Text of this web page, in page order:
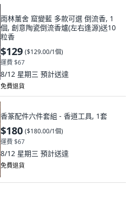
雨林薰舍 窟變藍 多款可選 倒流香, 1
個, 創意陶瓷倒流香爐(左右逢源)送10
粒香
$129 ($129.00/1個)
運費 $67
8/12 星期三 預計送達
免費退貨
香篆配件六件套組 - 香道工具, 1套
$180 ($180.00/1個)
運費 $67
8/12 星期三 預計送達
免費退貨